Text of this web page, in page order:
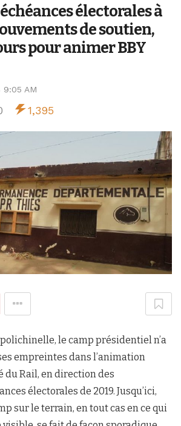
électorales à
de soutien,
pour animer BBY
9:05 AM
1,395
polichinelle, le camp présidentiel n’a
empreintes dans l’animation
du Rail, en direction des
électorales de 2019. Jusqu’ici,
sur le terrain, en tout cas en ce qui